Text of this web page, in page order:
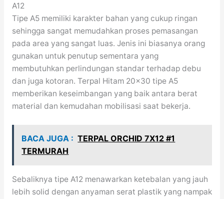
A12
Tipe A5 memiliki karakter bahan yang cukup ringan
sehingga sangat memudahkan proses pemasangan
pada area yang sangat luas. Jenis ini biasanya orang
gunakan untuk penutup sementara yang
membutuhkan perlindungan standar terhadap debu
dan juga kotoran. Terpal Hitam 20×30 tipe A5
memberikan keseimbangan yang baik antara berat
material dan kemudahan mobilisasi saat bekerja.
BACA JUGA : TERPAL ORCHID 7X12 #1
TERMURAH
Sebaliknya tipe A12 menawarkan ketebalan yang jauh
lebih solid dengan anyaman serat plastik yang nampak